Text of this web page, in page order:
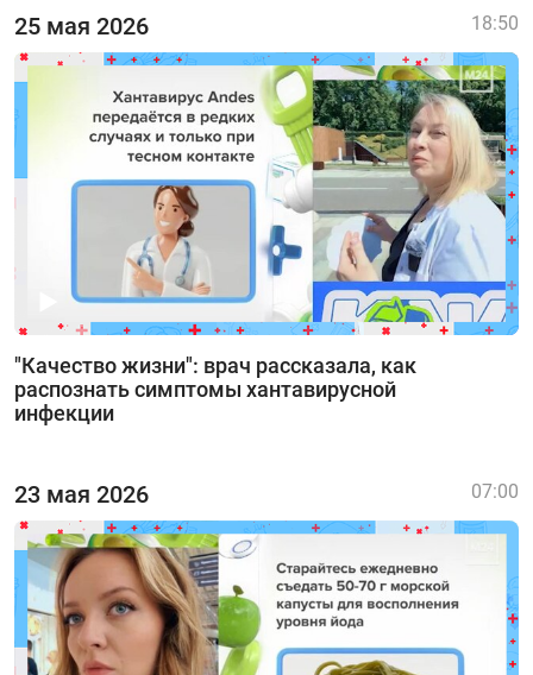
25 мая 2026
"Качество жизни": врач рассказала, как
распознать симптомы хантавирусной
инфекции
18:50
23 мая 2026 07:00